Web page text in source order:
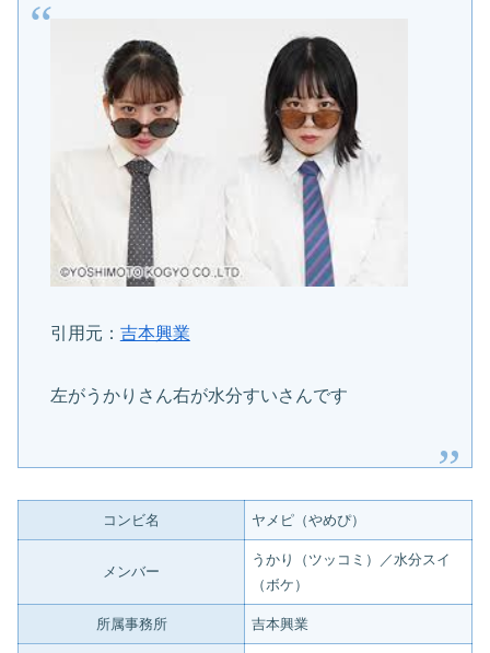
引用元： 吉本興業
左がうかりさん右が水分すいさんです
コンビ名 ヤメピ（やめぴ）
メンバー
うかり（ツッコミ）／水分スイ
（ボケ）
所属事務所 吉本興業